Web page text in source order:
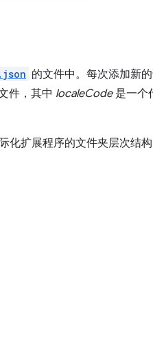
的文件中。每次添加新
件，其中 localeCode是一个
化扩展程序的文件夹层次结构